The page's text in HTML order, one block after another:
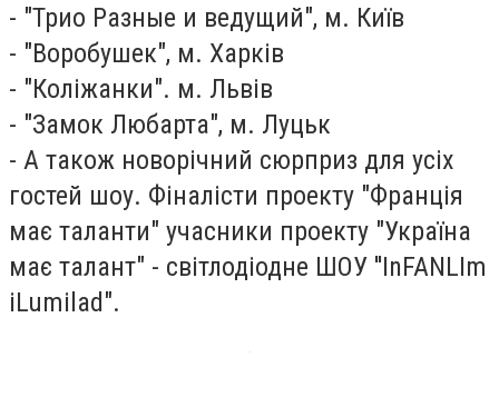
- "Трио Разные и ведущий", м. Київ
- "Воробушек", м. Харків
- "Коліжанки". м. Львів
- "Замок Любарта", м. Луцьк
- А також новорічний сюрприз для усіх
гостей шоу. Фіналісти проекту "Франція
має таланти" учасники проекту "Україна
має талант" - світлодіодне ШОУ ''InFANLIm
iLumilad".